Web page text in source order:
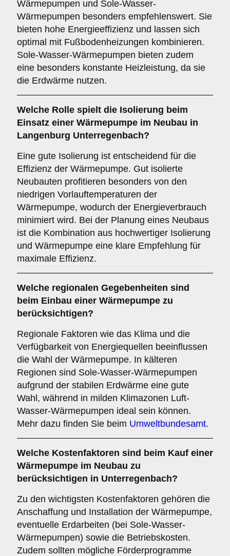
Wärmepumpen und Sole-Wasser-
Wärmepumpen besonders empfehlenswert. Sie
bieten hohe Energieeffizienz und lassen sich
optimal mit Fußbodenheizungen kombinieren.
Sole-Wasser-Wärmepumpen bieten zudem
eine besonders konstante Heizleistung, da sie
die Erdwärme nutzen.
Welche Rolle spielt die Isolierung beim
Einsatz einer Wärmepumpe im Neubau in
Langenburg Unterregenbach?
Eine gute Isolierung ist entscheidend für die
Effizienz der Wärmepumpe. Gut isolierte
Neubauten profitieren besonders von den
niedrigen Vorlauftemperaturen der
Wärmepumpe, wodurch der Energieverbrauch
minimiert wird. Bei der Planung eines Neubaus
ist die Kombination aus hochwertiger Isolierung
und Wärmepumpe eine klare Empfehlung für
maximale Effizienz.
Welche regionalen Gegebenheiten sind
beim Einbau einer Wärmepumpe zu
berücksichtigen?
Regionale Faktoren wie das Klima und die
Verfügbarkeit von Energiequellen beeinflussen
die Wahl der Wärmepumpe. In kälteren
Regionen sind Sole-Wasser-Wärmepumpen
aufgrund der stabilen Erdwärme eine gute
Wahl, während in milden Klimazonen Luft-
Wasser-Wärmepumpen ideal sein können.
Mehr dazu finden Sie beim Umweltbundesamt.
Welche Kostenfaktoren sind beim Kauf einer
Wärmepumpe im Neubau zu
berücksichtigen in Unterregenbach?
Zu den wichtigsten Kostenfaktoren gehören die
Anschaffung und Installation der Wärmepumpe,
eventuelle Erdarbeiten (bei Sole-Wasser-
Wärmepumpen) sowie die Betriebskosten.
Zudem sollten mögliche Förderprogramme